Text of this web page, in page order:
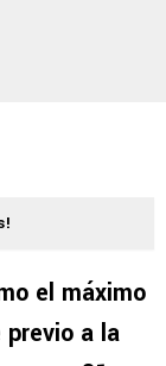
el máximo
a la